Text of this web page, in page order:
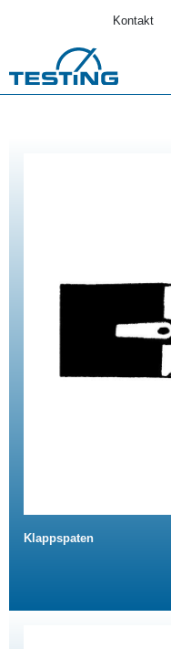
Kontakt
Klappspaten